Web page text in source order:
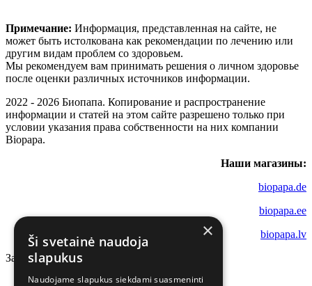
Примечание: Информация, представленная на сайте, не
может быть истолкована как рекомендации по лечению или
другим видам проблем со здоровьем.
Мы рекомендуем вам принимать решения о личном здоровье
после оценки различных источников информации.
2022 - 2026 Биопапа. Копирование и распространение
информации и статей на этом сайте разрешено только при
условии указания права собственности на них компании
Biopapa.
Наши магазины:
biopapa.de
biopapa.ee
biopapa.lv
Загрузка...
×
Ši svetainė naudoja
slapukus
Naudojame slapukus siekdami suasmeninti